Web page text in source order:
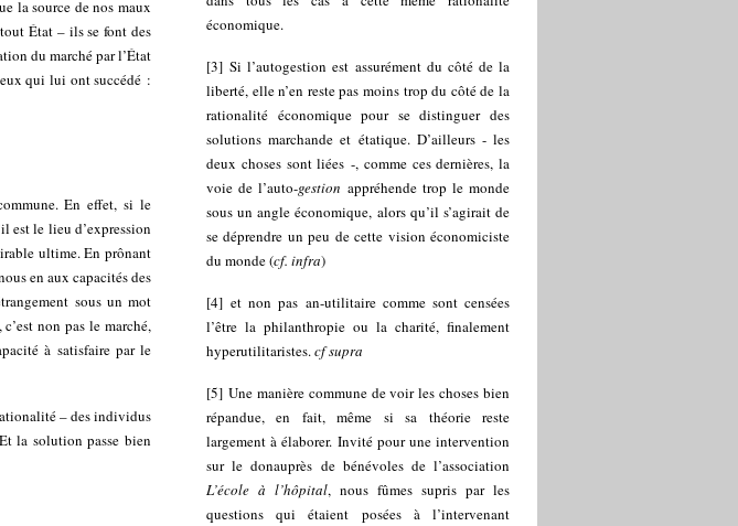
la source de nos maux
État – ils se font des
du marché par l’État
qui lui ont succédé :
En effet, si le
est le lieu d’expression
ultime. En prônant
en aux capacités des
sous un mot
non pas le marché,
à satisfaire par le
– des individus
la solution passe bien
économique.
[3]Si l’autogestion est assurément du côté de la
liberté, elle n’en reste pas moins trop du côté de la
rationalité économique pour se distinguer des
solutions marchande et étatique. D’ailleurs - les
deux choses sont liées -, comme ces dernières, la
voie de l’auto-gestion appréhende trop le monde
sous un angle économique, alors qu’il s’agirait de
se déprendre un peu de cette vision économiciste
du monde (cf. infra)
[4]et non pas an-utilitaire comme sont censées
l’être la philanthropie ou la charité, finalement
hyperutilitaristes.cf supra
[5] Une manière commune de voir les choses bien
répandue, en fait, même si sa théorie reste
largement à élaborer. Invité pour une intervention
surle donauprès de bénévoles de l’association
L’école à l’hôpital, nous fûmes supris par les
questions qui étaient posées à l’intervenant